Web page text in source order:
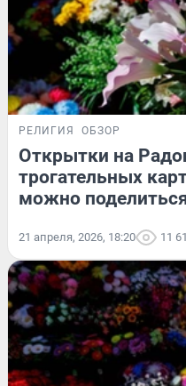
РЕЛИГИЯ ОБЗОР
Открытки на
трогательных
можно
21 апреля, 2026, 18:20 11